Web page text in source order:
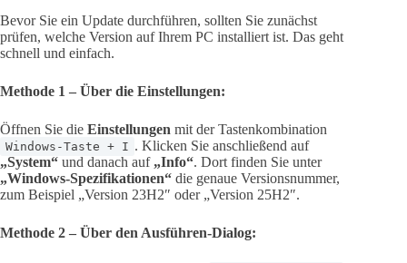
Bevor Sie ein Update durchführen, sollten Sie zunächst
prüfen, welche Version auf Ihrem PC installiert ist. Das geht
schnell und einfach.
Methode 1 – Über die Einstellungen:
Öffnen Sie die Einstellungen mit der Tastenkombination
Windows-Taste + I . Klicken Sie anschließend auf
„System“ und danach auf „Info“. Dort finden Sie unter
„Windows-Spezifikationen“ die genaue Versionsnummer,
zum Beispiel „Version 23H2″ oder „Version 25H2″.
Methode 2 – Über den Ausführen-Dialog: